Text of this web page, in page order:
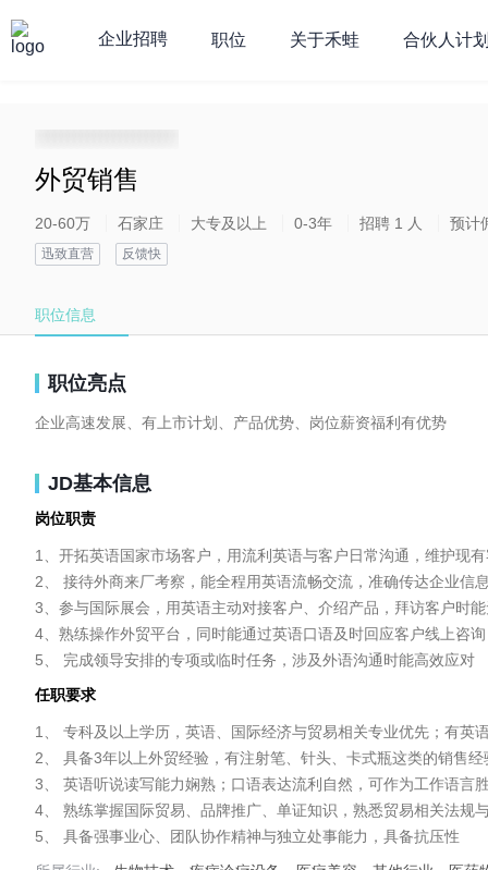
企业招聘 职位 关于禾蛙 合伙人计
外贸销售
20-60万 石家庄 大专及以上 0-3年 招聘 1 人 预计
迅致直营 反馈快
职位信息
职位亮点
企业高速发展、有上市计划、产品优势、岗位薪资福利有优势
JD基本信息
岗位职责
1、开拓英语国家市场客户，用流利英语与客户日常沟通，维护现
2、 接待外商来厂考察，能全程用英语流畅交流，准确传达企业信
3、参与国际展会，用英语主动对接客户、介绍产品，拜访客户时
4、熟练操作外贸平台，同时能通过英语口语及时回应客户线上咨询
5、 完成领导安排的专项或临时任务，涉及外语沟通时能高效应对
任职要求
1、 专科及以上学历，英语、国际经济与贸易相关专业优先；有英
2、 具备3年以上外贸经验，有注射笔、针头、卡式瓶这类的销售
3、 英语听说读写能力娴熟；口语表达流利自然，可作为工作语言
4、 熟练掌握国际贸易、品牌推广、单证知识，熟悉贸易相关法规
5、 具备强事业心、团队协作精神与独立处事能力，具备抗压性